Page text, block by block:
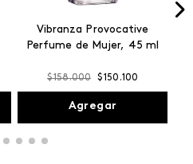
Vibranza Provocative
Perfume de Mujer, 45 ml
$158.000 $150 .100
Agregar